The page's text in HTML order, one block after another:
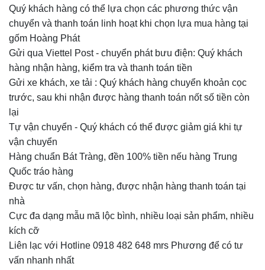
Quý khách hàng có thể lựa chọn các phương thức vận
chuyển và thanh toán linh hoạt khi chọn lựa mua hàng tại
gốm Hoàng Phát
Gửi qua Viettel Post - chuyển phát bưu điện: Quý khách
hàng nhận hàng, kiểm tra và thanh toán tiền
Gửi xe khách, xe tải : Quý khách hàng chuyển khoản cọc
trước, sau khi nhận được hàng thanh toán nốt số tiền còn
lại
Tự vận chuyển - Quý khách có thể được giảm giá khi tự
vận chuyển
Hàng chuẩn Bát Tràng, đền 100% tiền nếu hàng Trung
Quốc tráo hàng
Được tư vấn, chọn hàng, được nhận hàng thanh toán tại
nhà
Cực đa dạng mẫu mã lộc bình, nhiều loại sản phẩm, nhiều
kích cỡ
Liên lạc với Hotline 0918 482 648 mrs Phương để có tư
vấn nhanh nhất